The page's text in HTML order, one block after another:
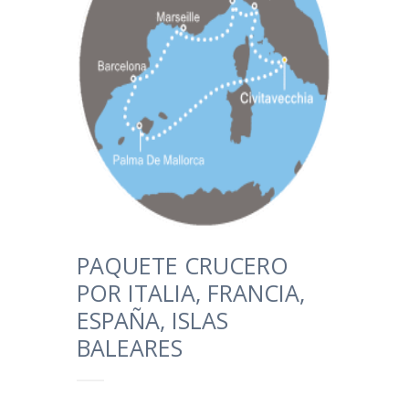
PAQUETE CRUCERO
POR ITALIA, FRANCIA,
ESPAÑA, ISLAS
BALEARES